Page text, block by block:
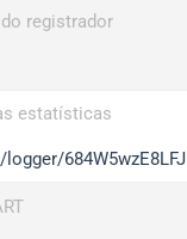
registrador
estatísticas
684W5wzE8LFJ